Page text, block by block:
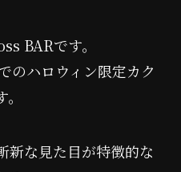
BARです。
のハロウィン限定カク
新な見た目が特徴的な